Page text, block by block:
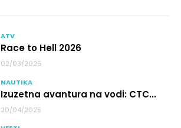
ATV
Race to Hell 2026
02/03/2026
NAUTIKA
Izuzetna avantura na vodi: CTC...
20/04/2025